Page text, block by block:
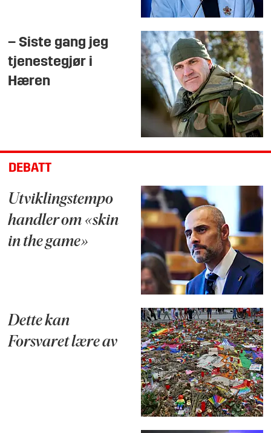
– Siste gang jeg
tjenestegjør i
Hæren
DEBATT
Utviklingstempo
handler om «skin
in the game»
Dette kan
Forsvaret lære av